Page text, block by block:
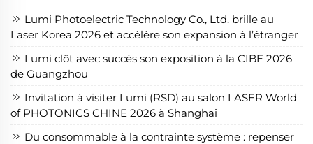
Lumi Photoelectric Technology Co., Ltd. brille au
Laser Korea 2026 et accélère son expansion à l’étranger
Lumi clôt avec succès son exposition à la CIBE 2026
de Guangzhou
Invitation à visiter Lumi (RSD) au salon LASER World
of PHOTONICS CHINE 2026 à Shanghai
Du consommable à la contrainte système : repenser